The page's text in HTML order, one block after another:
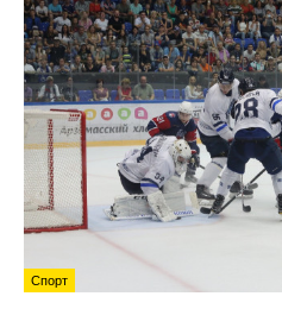
Спорт